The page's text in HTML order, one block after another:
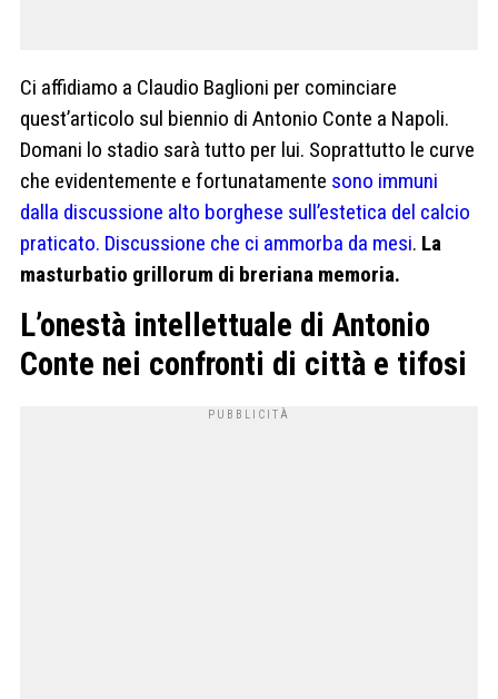
Ci affidiamo a Claudio Baglioni per cominciare
quest’articolo sul biennio di Antonio Conte a Napoli.
Domani lo stadio sarà tutto per lui. Soprattutto le curve
che evidentemente e fortunatamente sono immuni
dalla discussione alto borghese sull’estetica del calcio
praticato. Discussione che ci ammorba da mesi. La
masturbatio grillorum di breriana memoria.
L’onestà intellettuale di Antonio
Conte nei confronti di città e tifosi